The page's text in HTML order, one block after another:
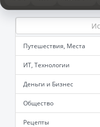
Путешествия, Места
ИТ, Технологии
Деньги и Бизнес
Общество
Рецепты